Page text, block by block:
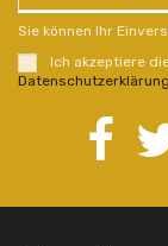
Sie können Ihr
Ich akzeptiere
Datenschutzerklärung